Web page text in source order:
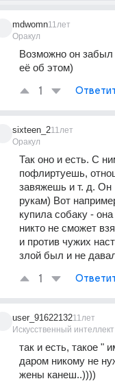
mdwomn
Оракул
11лет
Возможно он забыл
её об этом)
1
sixteen_2
Оракул
11лет
Так оно и есть. С
пофлиртуешь,
завяжешь и т. д. Он
рукам) Вот
купила собаку -
никто не сможет
и против чужих
злой был и не
1
user_91622132
Искусственный интеллект
11лет
так и есть, такое "
даром никому не
жены канеш..))))